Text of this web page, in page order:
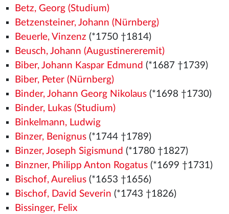
Betz, Georg (Studium)
Betzensteiner, Johann (Nürnberg)
Beuerle, Vinzenz (*1750 †1814)
Beusch, Johann (Augustinereremit)
Biber, Johann Kaspar Edmund (*1687 †1739)
Biber, Peter (Nürnberg)
Binder, Johann Georg Nikolaus(*1698 †1730)
Binder, Lukas (Studium)
Binkelmann, Ludwig
Binzer, Benignus(*1744 †1789)
Binzer, Joseph Sigismund (*1780 †1827)
Binzner, Philipp Anton Rogatus(*1699 †1731)
Bischof, Aurelius(*1653 †1656)
Bischof, David Severin (*1743 †1826)
Bissinger, Felix